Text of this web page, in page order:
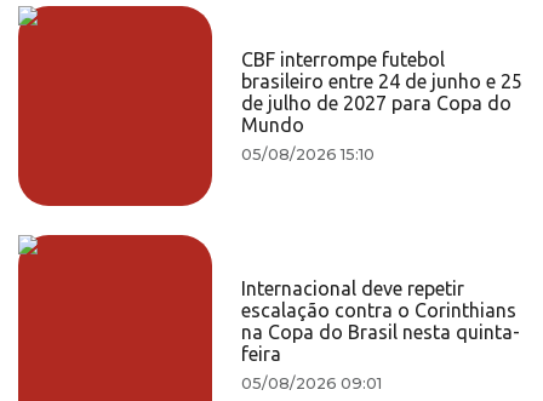
CBF interrompe futebol
brasileiro entre 24 de junho e 25
de julho de 2027 para Copa do
Mundo
05/08/2026 15:10
Internacional deve repetir
escalação contra o Corinthians
na Copa do Brasil nesta quinta-
feira
05/08/2026 09:01